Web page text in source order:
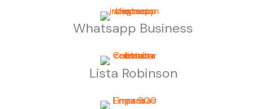
Whatsapp Business
Lista Robinson